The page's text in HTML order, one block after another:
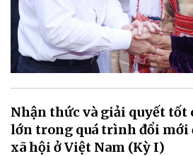
Nhận thức và giải quyết tốt
lớn trong quá trình đổi mới
xã hội ở Việt Nam (Kỳ I)